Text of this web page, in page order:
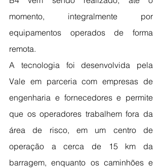
momento, integralmente por
equipamentos operados de forma
remota.
A tecnologia foi desenvolvida pela
Vale em parceria com empresas de
engenharia e fornecedores e permite
que os operadores trabalhem fora da
área de risco, em um centro de
operação a cerca de 15 km da
barragem, enquanto os caminhões e